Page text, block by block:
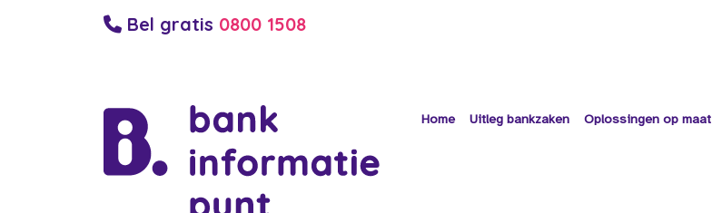
Bel gratis 0800 1508
Home Uitleg bankzaken Oplossingen op maat